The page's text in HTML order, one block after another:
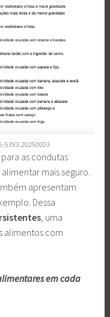
5393.20250003
as condutas
mais seguro.
apresentam
Dessa
, uma
alimentos com
em cada